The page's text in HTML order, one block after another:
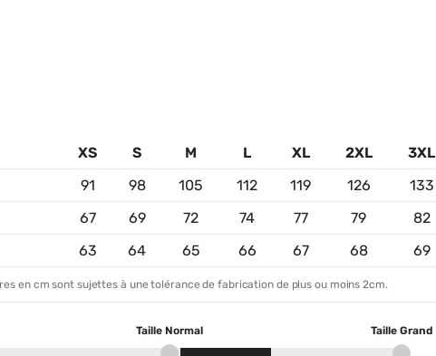
XS S M L XL 2XL 3XL
91 98 105 112 119 126 133
67 69 72 74 77 79 82
63 64 65 66 67 68 69
en cm sont sujettes à une tolérance de fabrication de plus ou moins 2cm.
Taille Normal Taille Grand